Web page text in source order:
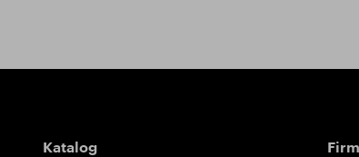
Rozcestník
Katalog